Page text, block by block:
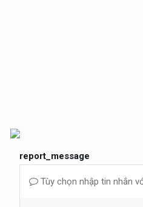
report_message
Tùy chọn nhập tin nhắn